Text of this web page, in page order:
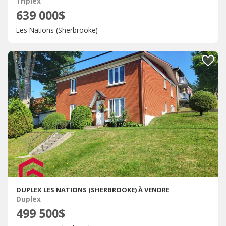
639 000$
Les Nations (Sherbrooke)
DUPLEX LES NATIONS (SHERBROOKE) À VENDRE
Duplex
499 500$